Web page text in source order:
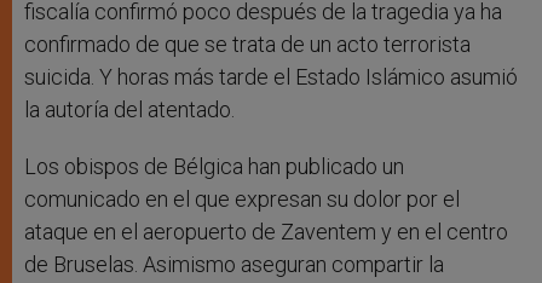
fiscalía confirmó poco después de la tragedia ya ha
confirmado de que se trata de un acto terrorista
suicida. Y horas más tarde el Estado Islámico asumió
la autoría del atentado.
Los obispos de Bélgica han publicado un
comunicado en el que expresan su dolor por el
ataque en el aeropuerto de Zaventem y en el centro
de Bruselas. Asimismo aseguran compartir la